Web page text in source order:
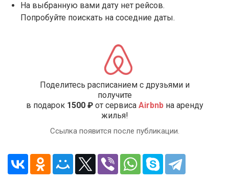
На выбранную вами дату нет рейсов.
Попробуйте поискать на соседние даты.
Поделитесь расписанием с друзьями и
получите
в подарок 1500 ₽от сервиса Airbnbна аренду
жилья!
Ссылка появится после публикации.